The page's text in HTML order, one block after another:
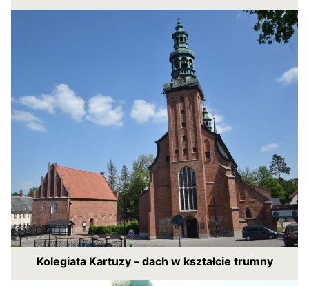
Kolegiata Kartuzy – dach w kształcie trumny